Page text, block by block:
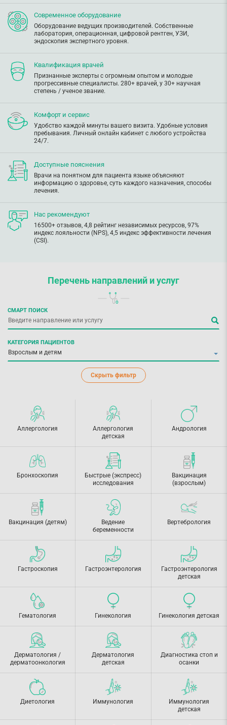
Современное оборудование
Оборудование ведущих производителей. Собственные
лаборатория, операционная, цифровой рентген, УЗИ,
эндоскопия экспертного уровня.
Квалификация врачей
Признанные эксперты с огромным опытом и молодые
прогрессивные специалисты. 280+ врачей, у 30+ научная
степень / ученое звание.
Комфорт и сервис
Удобство каждой минуты вашего визита. Удобные условия
пребывания. Личный онлайн кабинет с любого устройства
24/7.
Доступные пояснения
Врачи на понятном для пациента языке объясняют
информацию о здоровье, суть каждого назначения, способы
лечения.
Нас рекомендуют
16500+ отзывов, 4,8 рейтинг независимых ресурсов, 97%
индекс лояльности (NPS), 4,5 индекс эффективности лечения
(CSI).
Перечень направлений и услуг
СМАРТ ПОИСК
КАТЕГОРИЯ ПАЦИЕНТОВ
Скрыть фильтр
Аллергология
Аллергология
детская
Андрология
Бронхоскопия
Быстрые (экспресс)
исследования
Вакцинация
(взрослым)
Вакцинация (детям)
Ведение
беременности
Вертебрология
Гастроскопия Гастроэнтерология
Гастроэнтерология
детская
Гематология Гинекология Гинекология детская
Дерматология /
дерматоонкология
Дерматология
детская
Диагностика стоп и
осанки
Диетология Иммунология
Иммунология
детская